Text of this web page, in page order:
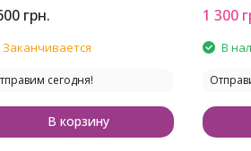
грн.
Заканчивается
сегодня!
В корзину
1 300
В